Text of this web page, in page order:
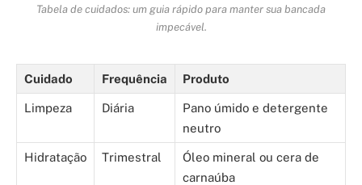
Tabela de cuidados: um guia rápido para manter sua bancada
impecável.
Cuidado Frequência Produto
Limpeza Diária
Pano úmido e detergente
neutro
Hidratação Trimestral
Óleo mineral ou cera de
carnaúba